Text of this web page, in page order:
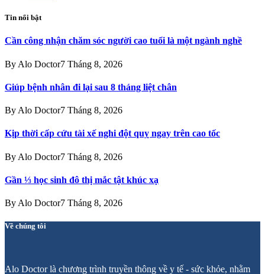
Tin nổi bật
Cần công nhận chăm sóc người cao tuổi là một ngành nghề
By Alo Doctor7 Tháng 8, 2026
Giúp bệnh nhân đi lại sau 8 tháng liệt chân
By Alo Doctor7 Tháng 8, 2026
Kịp thời cấp cứu tài xế nghi đột quỵ ngay trên cao tốc
By Alo Doctor7 Tháng 8, 2026
Gần ⅓ học sinh đô thị mắc tật khúc xạ
By Alo Doctor7 Tháng 8, 2026
Về chúng tôi
Alo Doctor là chương trình truyền thông về y tế - sức khỏe, nhằm